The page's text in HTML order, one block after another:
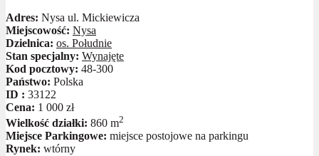
Adres: Nysa ul. Mickiewicza
Miejscowość: Nysa
Dzielnica: os. Południe
Stan specjalny: Wynajęte
Kod pocztowy: 48-300
Państwo: Polska
ID : 33122
Cena: 1 000 zł
Wielkość działki: 860 m2
Miejsce Parkingowe: miejsce postojowe na parkingu
Rynek: wtórny